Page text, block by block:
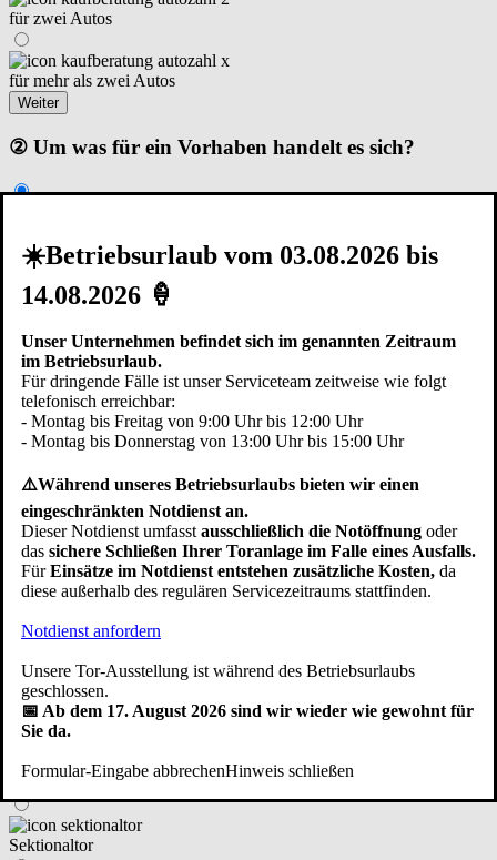
für zwei Autos
für mehr als zwei Autos
Weiter
② Um was für ein Vorhaben handelt es sich?
Neubau – Garage steht schon
Neubau – in der Planungsphase
Zurück Weiter
③ Die Garage ist...
im Haus integriert
neben dem Haus angebaut/freistehend
eine Fertiggarage
④ An welchen Tortyp haben Sie gedacht?
Schwingtor (Kipptor)
Sektionaltor
☀️Betriebsurlaub vom 03.08.2026 bis
14.08.2026 🍦
Unser Unternehmen befindet sich im genannten Zeitraum
im Betriebsurlaub.
Für dringende Fälle ist unser Serviceteam zeitweise wie folgt
telefonisch erreichbar:
- Montag bis Freitag von 9:00 Uhr bis 12:00 Uhr
- Montag bis Donnerstag von 13:00 Uhr bis 15:00 Uhr
⚠️Während unseres Betriebsurlaubs bieten wir einen
eingeschränkten Notdienst an.
Dieser Notdienst umfasstausschließlich die Notöffnung oder
das sichere Schließen Ihrer Toranlage im Falle eines Ausfalls.
FürEinsätze im Notdienst entstehen zusätzliche Kosten, da
diese außerhalb des regulären Servicezeitraums stattfinden.
Notdienst anfordern
Unsere Tor-Ausstellung ist während des Betriebsurlaubs
geschlossen.
📅 Ab dem 17. August 2026 sind wir wieder wie gewohnt für
Sie da.
Formular-Eingabe abbrechenHinweis schließen